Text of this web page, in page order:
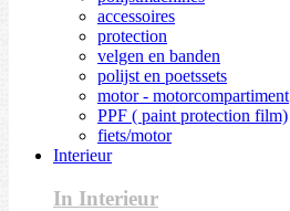
accessoires
protection
velgen en banden
polijst en poetssets
motor - motorcompartiment
PPF ( paint protection film)
fiets/motor
Interieur
In Interieur